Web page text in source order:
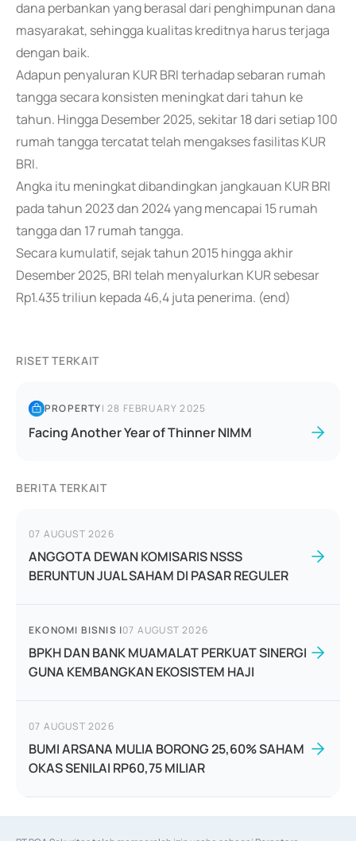
dana perbankan yang berasal dari penghimpunan dana
masyarakat, sehingga kualitas kreditnya harus terjaga
dengan baik.
Adapun penyaluran KUR BRI terhadap sebaran rumah
tangga secara konsisten meningkat dari tahun ke
tahun. Hingga Desember 2025, sekitar 18 dari setiap 100
rumah tangga tercatat telah mengakses fasilitas KUR
BRI.
Angka itu meningkat dibandingkan jangkauan KUR BRI
pada tahun 2023 dan 2024 yang mencapai 15 rumah
tangga dan 17 rumah tangga.
Secara kumulatif, sejak tahun 2015 hingga akhir
Desember 2025, BRI telah menyalurkan KUR sebesar
Rp1.435 triliun kepada 46,4 juta penerima. (end)
RISET TERKAIT
PROPERTY|28 FEBRUARY 2025
Facing Another Year of Thinner NIMM
BERITA TERKAIT
07 AUGUST 2026
ANGGOTA DEWAN KOMISARIS NSSS
BERUNTUN JUAL SAHAM DI PASAR REGULER
EKONOMI BISNIS |07 AUGUST 2026
BPKH DAN BANK MUAMALAT PERKUAT SINERGI
GUNA KEMBANGKAN EKOSISTEM HAJI
07 AUGUST 2026
BUMI ARSANA MULIA BORONG 25,60% SAHAM
OKAS SENILAI RP60,75 MILIAR